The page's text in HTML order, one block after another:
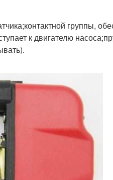
группы,
к двигателю